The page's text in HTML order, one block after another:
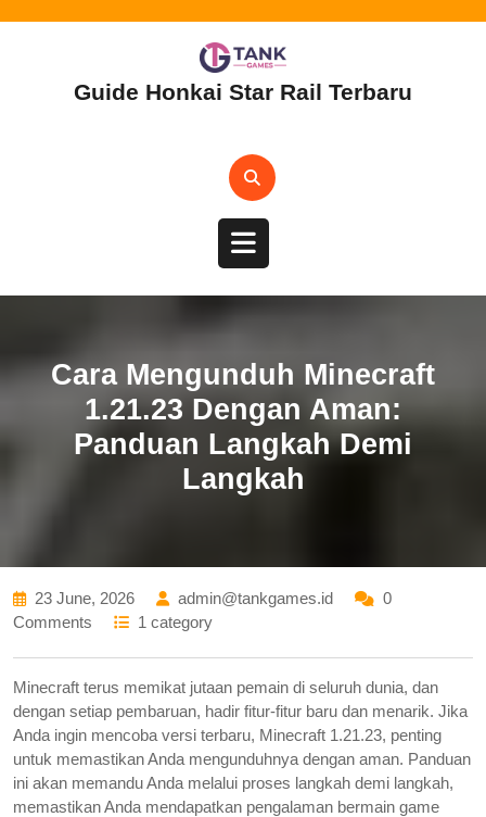
Guide Honkai Star Rail Terbaru
Button
Cara Mengunduh Minecraft
1.21.23 Dengan Aman:
Panduan Langkah Demi
Langkah
23 June, 2026 admin@tankgames.id
0
Comments
1 category
Minecraft terus memikat jutaan pemain di seluruh dunia, dan
dengan setiap pembaruan, hadir fitur-fitur baru dan menarik. Jika
Anda ingin mencoba versi terbaru, Minecraft 1.21.23, penting
untuk memastikan Anda mengunduhnya dengan aman. Panduan
ini akan memandu Anda melalui proses langkah demi langkah,
memastikan Anda mendapatkan pengalaman bermain game